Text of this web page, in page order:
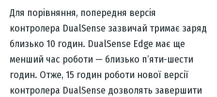
Для порівняння, попередня версія
контролера DualSense зазвичай тримає заряд
близько 10 годин. DualSense Edge має ще
менший час роботи — близько п’яти-шести
годин. Отже, 15 годин роботи нової версії
контролера DualSense дозволять завершити